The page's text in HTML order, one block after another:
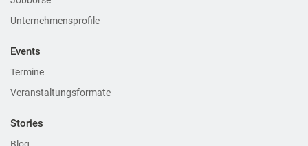
Unternehmensprofile
Events
Termine
Veranstaltungsformate
Stories